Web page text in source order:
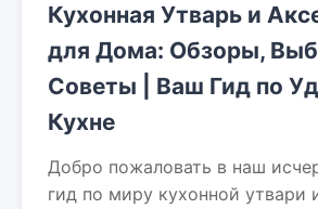
Кухонная Утварь и
для Дома: Обзоры,
Советы | Ваш Гид по
Кухне
Добро пожаловать в наш
гид по миру кухонной утвари